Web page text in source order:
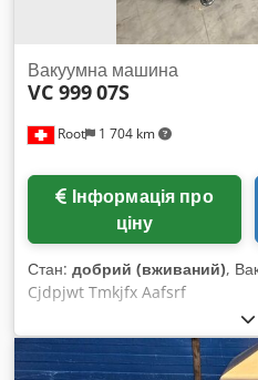
Root 1 704 km
Вакуумна машина
VC 99907S
ціну
Стан: добрий (вживаний),
Cjdpjwt Tmkjfx Aafsrf